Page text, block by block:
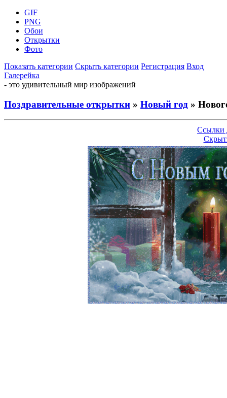
GIF
PNG
Обои
Открытки
Фото
Показать категории Скрыть категории Регистрация Вход
Галерейка
- это удивительный мир изображений
Поздравительные открытки » Новый год »
Ссылки